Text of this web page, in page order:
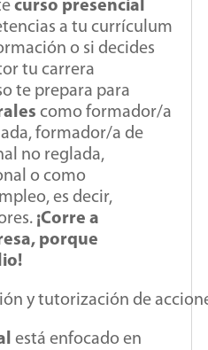
curso presencial
a tu currículum
o si decides
tu carrera
te prepara para
como formador/a
formador/a de
no reglada,
o como
es decir,
¡Corre a
porque
y tutorización de
está enfocado en